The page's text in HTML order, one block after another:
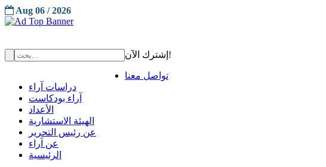
Aug 06 / 2026
إشترك الآن!
تواصل معنا
دراسات آراء
آراء بودكاست
الأعداد
الهيئة الاستشارية
عن رئيس التحرير
عن آراء
الرئيسية